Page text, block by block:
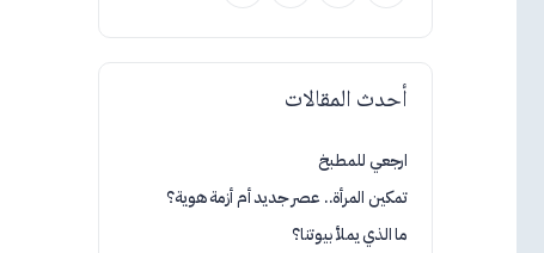
أحدث المقالات
ارجعي للمطبخ
تمكين المرأة.. عصر جديد أم أزمة هوية؟
ما الذي يملأ بيوتنا؟